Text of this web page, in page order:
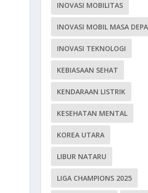
INOVASI MOBILITAS
INOVASI MOBIL MASA
INOVASI TEKNOLOGI
KEBIASAAN SEHAT
KENDARAAN LISTRIK
KESEHATAN MENTAL
KOREA UTARA
LIBUR NATARU
LIGA CHAMPIONS 2025